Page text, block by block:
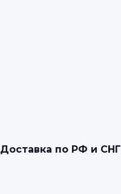
Доставка по РФ и СНГ